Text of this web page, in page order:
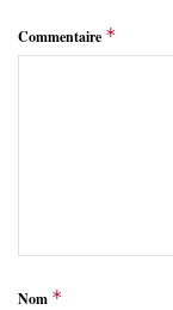
Commentaire *
Nom *